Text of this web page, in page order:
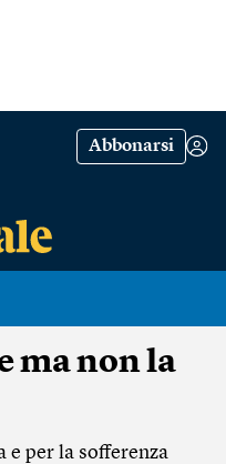
Abbonarsi
ma non la
e per la sofferenza